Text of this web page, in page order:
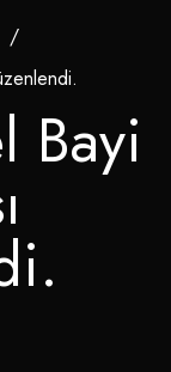
/
Bayi